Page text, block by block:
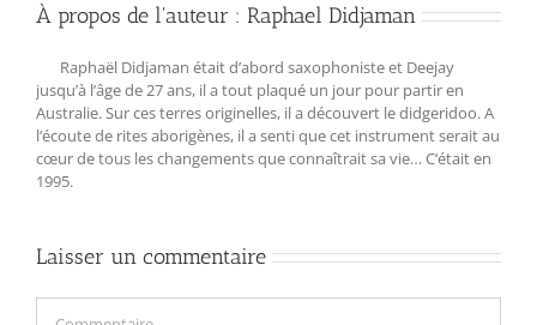
À propos de l'auteur : Raphael Didjaman
Raphaël Didjaman était d’abord saxophoniste et Deejay
jusqu’à l’âge de 27 ans, il a tout plaqué un jour pour partir en
Australie. Sur ces terres originelles, il a découvert le didgeridoo. A
l‘écoute de rites aborigènes, il a senti que cet instrument serait au
cœur de tous les changements que connaîtrait sa vie… C‘était en
1995.
Laisser un commentaire